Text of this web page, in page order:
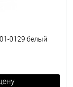
0129 белый